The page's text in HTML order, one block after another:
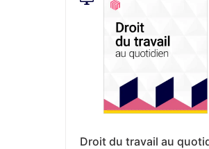
Droit du travail au